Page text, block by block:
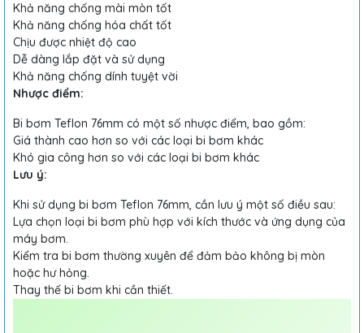
Khả năng chống mài mòn tốt
Khả năng chống hóa chất tốt
Chịu được nhiệt độ cao
Dễ dàng lắp đặt và sử dụng
Khả năng chống dính tuyệt vời
Nhược điểm:
Bi bơm Teflon 76mm có một số nhược điểm, bao gồm:
Giá thành cao hơn so với các loại bi bơm khác
Khó gia công hơn so với các loại bi bơm khác
Lưu ý:
Khi sử dụng bi bơm Teflon 76mm, cần lưu ý một số điều sau:
Lựa chọn loại bi bơm phù hợp với kích thước và ứng dụng của
máy bơm.
Kiểm tra bi bơm thường xuyên để đảm bảo không bị mòn
hoặc hư hỏng.
Thay thế bi bơm khi cần thiết.